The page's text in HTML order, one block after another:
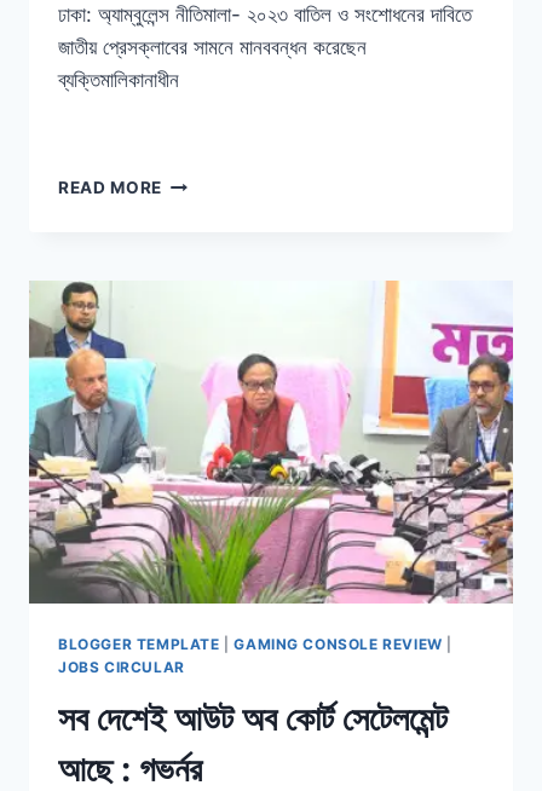
ঢাকা: অ্যাম্বুলেন্স নীতিমালা- ২০২৩ বাতিল ও সংশোধনের দাবিতে
জাতীয় প্রেসক্লাবের সামনে মানববন্ধন করেছেন
ব্যক্তিমালিকানাধীন
READ MORE অ্যাম্বুলেন্স
BLOGGER TEMPLATE |GAMING CONSOLE REVIEW
JOBS CIRCULAR
সব দেশেই আউট অব কোর্ট সেটেলমেন্ট
আছে : গভর্নর